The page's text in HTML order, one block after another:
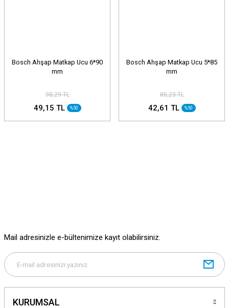
Bosch Ahşap Matkap Ucu 6*90
mm
98,29 TL
49,15 TL %50
Bosch Ahşap Matkap Ucu 5*85
mm
85,23 TL
42,61 TL %50
Mail adresinizle e-bültenimize kayıt olabilirsiniz.
KURUMSAL